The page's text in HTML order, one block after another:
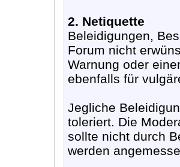
2. Netiquette
Beleidigungen,
Forum nicht
Warnung oder
ebenfalls für
Jegliche
toleriert. Die
sollte nicht durch
werden